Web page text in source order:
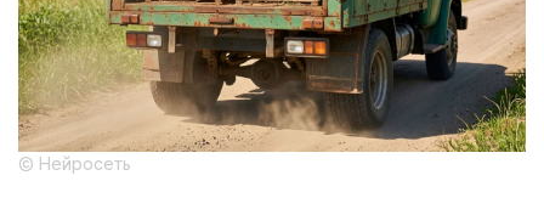
© Нейросеть